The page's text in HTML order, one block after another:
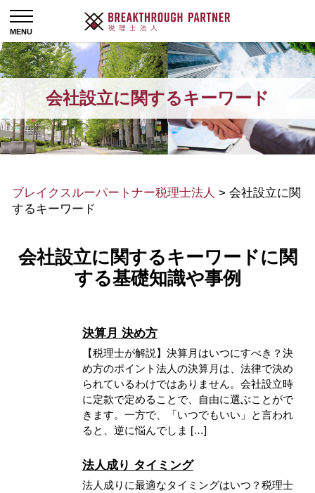
会社設立に関するキーワード
ブレイクスルーパートナー税理士法人 > 会社設立に関
するキーワード
会社設立に関するキーワードに関
する基礎知識や事例
決算月 決め方
【税理士が解説】決算月はいつにすべき？決
め方のポイント法人の決算月は、法律で決め
られているわけではありません。会社設立時
に定款で定めることで、自由に選ぶことがで
きます。一方で、「いつでもいい」と言われ
ると、逆に悩んでしま […]
法人成り タイミング
法人成りに最適なタイミングはいつ？税理士